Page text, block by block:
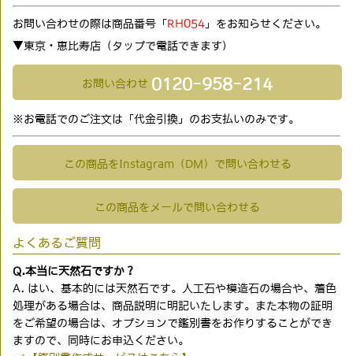
お問い合わせの際は商品番号「 RH054」をお知らせください。
▼東京・恵比寿店（タップで電話できます)
お問い合わせ 0120-958-214
※お電話でのご注文は「代金引換」のお支払いのみです。
この商品をInstagram（DM）で問い合わせる
この商品をメールで問い合わせる
よくあるご質問
Q.本当に天然石ですか？
A. はい、基本的には天然石です。人工石や模造石の場合や、着色
処理がある場合は、商品説明に明記いたします。また本物の証明
をご希望の場合は、オプションで鑑別書をお作りすることができ
ますので、同時にお申込ください。